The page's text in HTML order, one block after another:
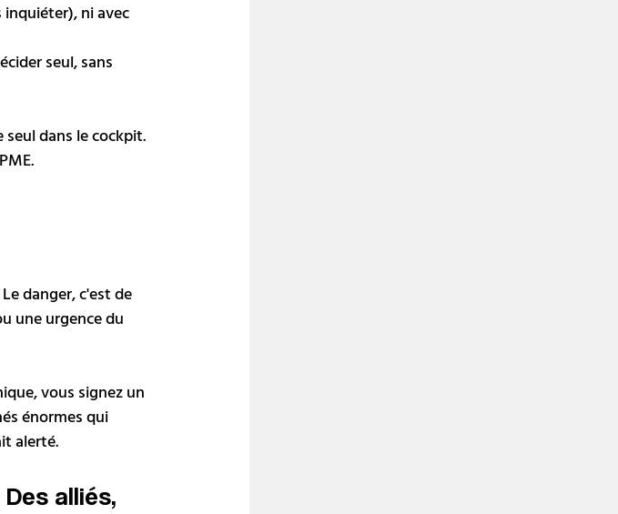
inquiéter), ni avec
seul, sans
dans le cockpit.
danger, c'est de
une urgence du
vous signez un
énormes qui
alerté.
alliés,